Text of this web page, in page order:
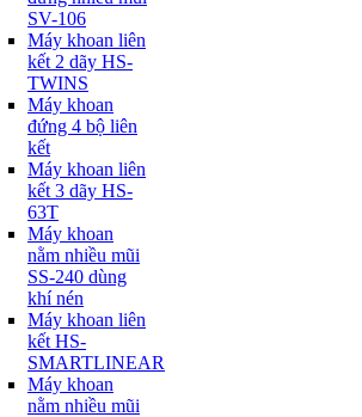
SV-106
Máy khoan liên
kết 2 dãy HS-
TWINS
Máy khoan
đứng 4 bộ liên
kết
Máy khoan liên
kết 3 dãy HS-
63T
Máy khoan
nằm nhiều mũi
SS-240 dùng
khí nén
Máy khoan liên
kết HS-
SMARTLINEAR
Máy khoan
nằm nhiều mũi